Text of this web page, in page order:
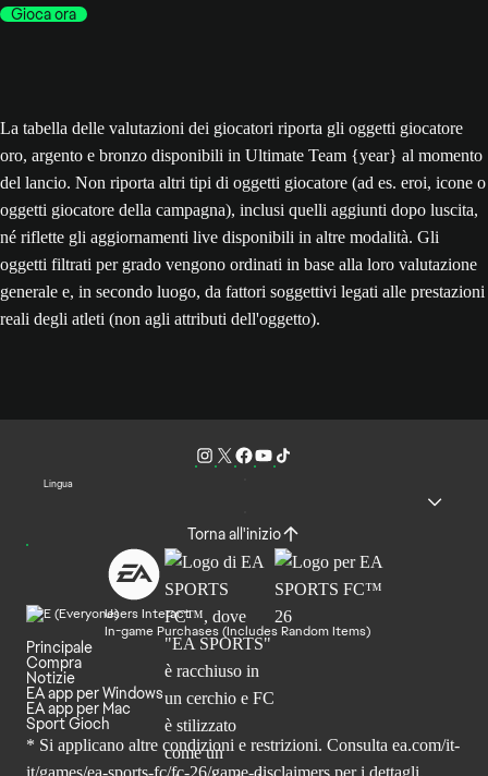
Gioca ora
La tabella delle valutazioni dei giocatori riporta gli oggetti giocatore
oro, argento e bronzo disponibili in Ultimate Team {year} al momento
del lancio. Non riporta altri tipi di oggetti giocatore (ad es. eroi, icone o
oggetti giocatore della campagna), inclusi quelli aggiunti dopo luscita,
né riflette gli aggiornamenti live disponibili in altre modalità. Gli
oggetti filtrati per grado vengono ordinati in base alla loro valutazione
generale e, in secondo luogo, da fattori soggettivi legati alle prestazioni
reali degli atleti (non agli attributi dell'oggetto).
Lingua
Torna all'inizio
Users Interact
In-game Purchases (Includes Random Items)
Principale
Compra
Notizie
EA app per Windows
EA app per Mac
Sport Gioch
* Si applicano altre condizioni e restrizioni. Consulta ea.com/it-
it/games/ea-sports-fc/fc-26/game-disclaimers per i dettagli.